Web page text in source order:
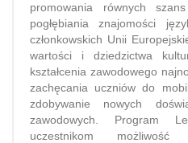
promowania równych
pogłębiania znajomości
członkowskich Unii
wartości i dziedzictwa
kształcenia zawodowego
zachęcania uczniów do
zdobywanie nowych
zawodowych. Program
uczestnikom możliwość